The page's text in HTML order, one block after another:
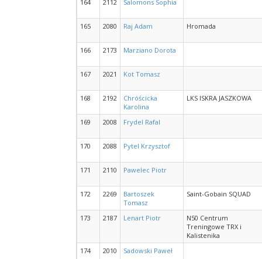
164 2112 Salomons Sophia
165 2080 Raj Adam Hromada
166 2173 Marziano Dorota
167 2021 Kot Tomasz
168 2192
Chróścicka
Karolina
LKS ISKRA JASZKOWA
169 2008 Frydel Rafal
170 2088 Pytel Krzysztof
171 2110 Pawelec Piotr
172 2269
Bartoszek
Tomasz
Saint-Gobain SQUAD
173 2187 Lenart Piotr
N50 Centrum
Treningowe TRX i
Kalistenika
174
2010 Sadowski Paweł